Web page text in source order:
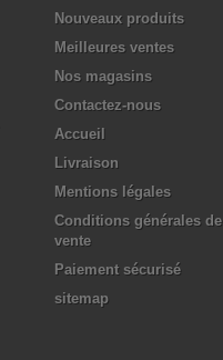
Nouveaux produits
Meilleures ventes
Nos magasins
Contactez-nous
Accueil
Livraison
Mentions légales
Conditions générales de
vente
Paiement sécurisé
sitemap